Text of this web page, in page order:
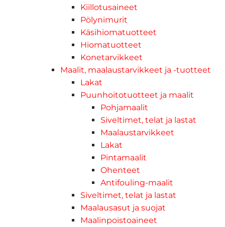
Kiillotusaineet
Pölynimurit
Käsihiomatuotteet
Hiomatuotteet
Konetarvikkeet
Maalit, maalaustarvikkeet ja -tuotteet
Lakat
Puunhoitotuotteet ja maalit
Pohjamaalit
Siveltimet, telat ja lastat
Maalaustarvikkeet
Lakat
Pintamaalit
Ohenteet
Antifouling-maalit
Siveltimet, telat ja lastat
Maalausasut ja suojat
Maalinpoistoaineet